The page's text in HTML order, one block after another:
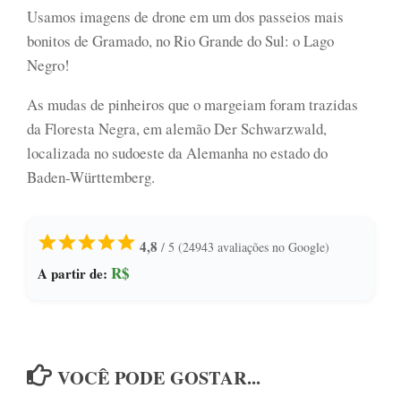
Usamos imagens de drone em um dos passeios mais
bonitos de Gramado, no Rio Grande do Sul: o Lago
Negro!
As mudas de pinheiros que o margeiam foram trazidas
da Floresta Negra, em alemão Der Schwarzwald,
localizada no sudoeste da Alemanha no estado do
Baden-Württemberg.
4,8 / 5 (24943 avaliações no Google)
A partir de: R$
VOCÊ PODE GOSTAR...